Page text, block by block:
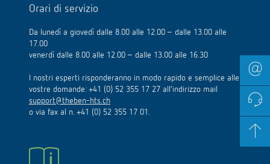
Orari di servizio
Da lunedì a giovedì dalle 8.00 alle 12.00 – dalle 13.00 alle
17.00
venerdì dalle 8.00 alle 12.00 – dalle 13.00 alle 16.30
I nostri esperti risponderanno in modo rapido e semplice alle
vostre domande: +41 (0) 52 355 17 27 all’indirizzo mail
support@theben-hts.ch
o via fax al n. +41 (0) 52 355 17 01.